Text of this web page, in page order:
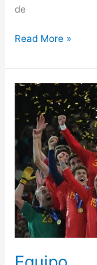
de
Read More »
Equipo